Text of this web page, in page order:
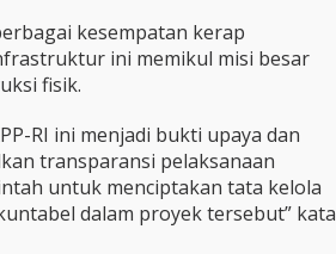
kesempatan kerap
ini memikul misi besar
fisik.
RI ini menjadi bukti upaya dan
transparansi pelaksanaan
untuk menciptakan tata kelola
dalam proyek tersebut” kata